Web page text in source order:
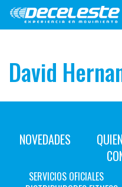
David
NOVEDADES
SERVICIOS OFICIALES